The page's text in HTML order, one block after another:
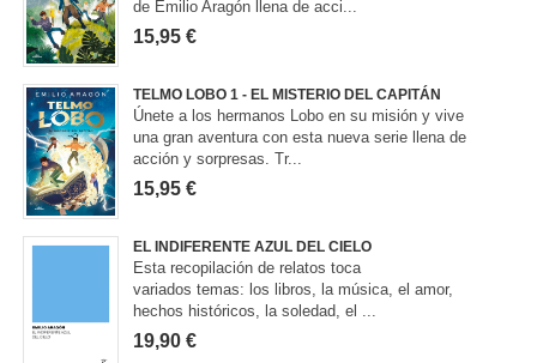
de Emilio Aragón llena de acci...
15,95 €
TELMO LOBO 1 - EL MISTERIO DEL CAPITÁN
Únete a los hermanos Lobo en su misión y vive
una gran aventura con esta nueva serie llena de
acción y sorpresas. Tr...
15,95 €
EL INDIFERENTE AZUL DEL CIELO
Esta recopilación de relatos toca
variados temas: los libros, la música, el amor,
hechos históricos, la soledad, el ...
19,90 €